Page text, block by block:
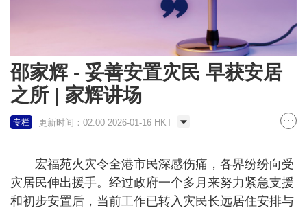
邵家辉 - 妥善安置灾民 早获安居
之所 | 家辉讲场
专栏 更新时间：02:00 2026-01-16 HKT
宏福苑火灾令全港市民深感伤痛，各界纷纷向受
灾居民伸出援手。经过政府一个多月来努力紧急支援
和初步安置后，当前工作已转入灾民长远居住安排与